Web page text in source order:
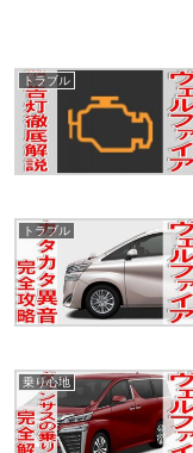
トラブル
トラブル
乗り心地